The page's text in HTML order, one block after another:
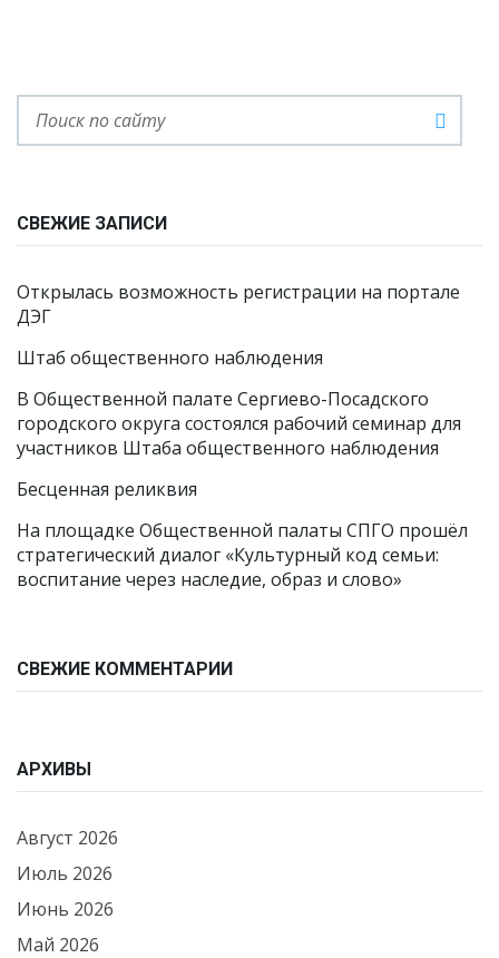
СВЕЖИЕ ЗАПИСИ
Открылась возможность регистрации на портале
ДЭГ
Штаб общественного наблюдения
В Общественной палате Сергиево-Посадского
городского округа состоялся рабочий семинар для
участников Штаба общественного наблюдения
Бесценная реликвия
На площадке Общественной палаты СПГО прошёл
стратегический диалог «Культурный код семьи:
воспитание через наследие, образ и слово»
СВЕЖИЕ КОММЕНТАРИИ
АРХИВЫ
Август 2026
Июль 2026
Июнь 2026
Май 2026